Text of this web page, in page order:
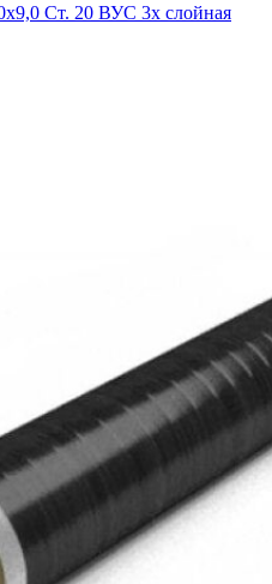
Ст. 20 ВУС 3х слойная